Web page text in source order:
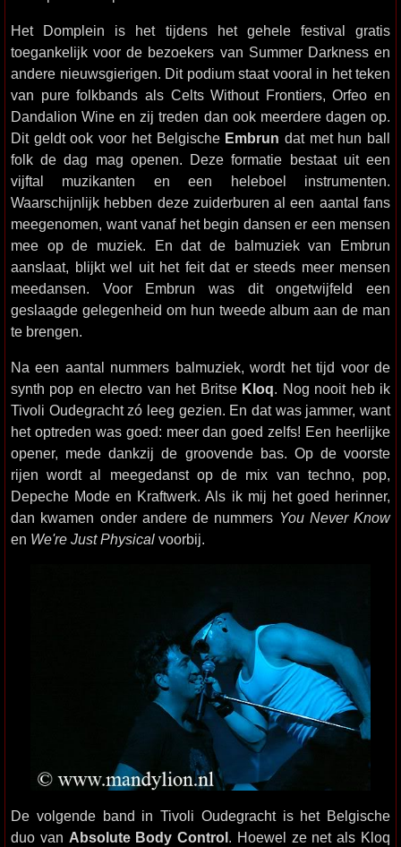
Het Domplein is het tijdens het gehele festival gratis
toegankelijk voor de bezoekers van Summer Darkness en
andere nieuwsgierigen. Dit podium staat vooral in het teken
van pure folkbands als Celts Without Frontiers, Orfeo en
Dandalion Wine en zij treden dan ook meerdere dagen op.
Dit geldt ook voor het Belgische Embrun dat met hun ball
folk de dag mag openen. Deze formatie bestaat uit een
vijftal muzikanten en een heleboel instrumenten.
Waarschijnlijk hebben deze zuiderburen al een aantal fans
meegenomen, want vanaf het begin dansen er een mensen
mee op de muziek. En dat de balmuziek van Embrun
aanslaat, blijkt wel uit het feit dat er steeds meer mensen
meedansen. Voor Embrun was dit ongetwijfeld een
geslaagde gelegenheid om hun tweede album aan de man
te brengen.
Na een aantal nummers balmuziek, wordt het tijd voor de
synth pop en electro van het Britse Kloq. Nog nooit heb ik
Tivoli Oudegracht zó leeg gezien. En dat was jammer, want
het optreden was goed: meer dan goed zelfs! Een heerlijke
opener, mede dankzij de groovende bas. Op de voorste
rijen wordt al meegedanst op de mix van techno, pop,
Depeche Mode en Kraftwerk. Als ik mij het goed herinner,
dan kwamen onder andere de nummers You Never Know
en We're Just Physical voorbij.
De volgende band in Tivoli Oudegracht is het Belgische
duo van Absolute Body Control. Hoewel ze net als Kloq